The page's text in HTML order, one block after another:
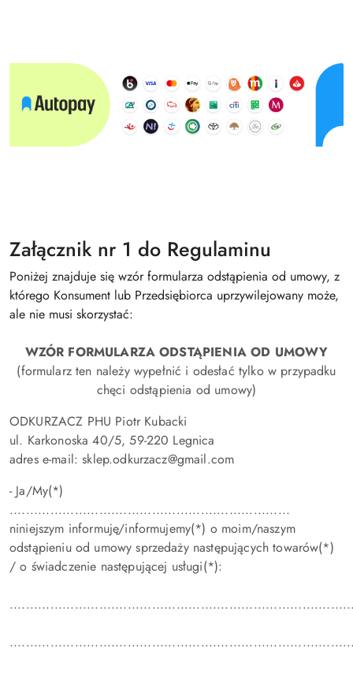
Załącznik nr 1 do Regulaminu
Poniżej znajduje się wzór formularza odstąpienia od umowy, z
którego Konsument lub Przedsiębiorca uprzywilejowany może,
ale nie musi skorzystać:
WZÓR FORMULARZA ODSTĄPIENIA OD UMOWY
(formularz ten należy wypełnić i odesłać tylko w przypadku
chęci odstąpienia od umowy)
ODKURZACZ PHU Piotr Kubacki
ul. Karkonoska 40/5, 59-220 Legnica
adres e-mail: sklep.odkurzacz@gmail.com
- Ja/My(*)
.....................................................................
niniejszym informuję/informujemy(*) o moim/naszym
odstąpieniu od umowy sprzedaży następujących towarów(*)
/ o świadczenie następującej usługi(*):